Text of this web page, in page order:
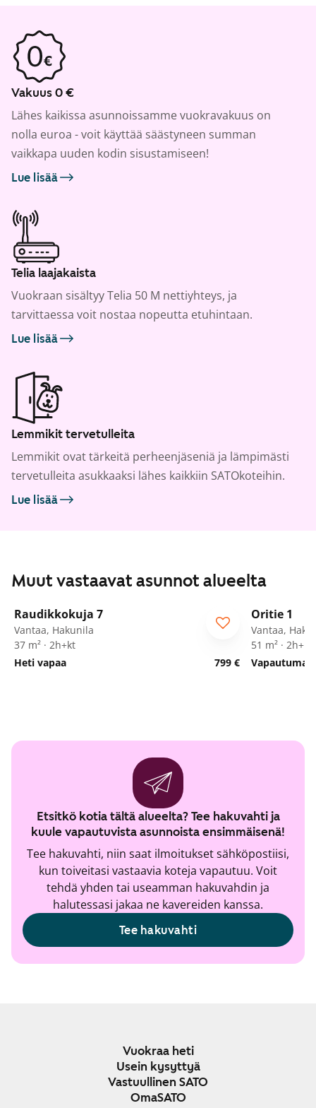
Vakuus 0 €
Lähes kaikissa asunnoissamme vuokravakuus on
nolla euroa - voit käyttää säästyneen summan
vaikkapa uuden kodin sisustamiseen!
Lue lisää
Telia laajakaista
Vuokraan sisältyy Telia 50 M nettiyhteys, ja
tarvittaessa voit nostaa nopeutta etuhintaan.
Lue lisää
Lemmikit tervetulleita
Lemmikit ovat tärkeitä perheenjäseniä ja lämpimästi
tervetulleita asukkaaksi lähes kaikkiin SATOkoteihin.
Lue lisää
Muut vastaavat asunnot alueelta
Raudikkokuja 7
Vantaa, Hakunila
37 m² · 2h+kt
Heti vapaa
799 €
Oritie 1
Vantaa,
51 m² · 2h+k
Etsitkö kotia tältä alueelta? Tee hakuvahti ja
kuule vapautuvista asunnoista ensimmäisenä!
Tee hakuvahti, niin saat ilmoitukset sähköpostiisi,
kun toiveitasi vastaavia koteja vapautuu. Voit
tehdä yhden tai useamman hakuvahdin ja
halutessasi jakaa ne kavereiden kanssa.
Tee hakuvahti
Vuokraa heti
Usein kysyttyä
Vastuullinen SATO
OmaSATO